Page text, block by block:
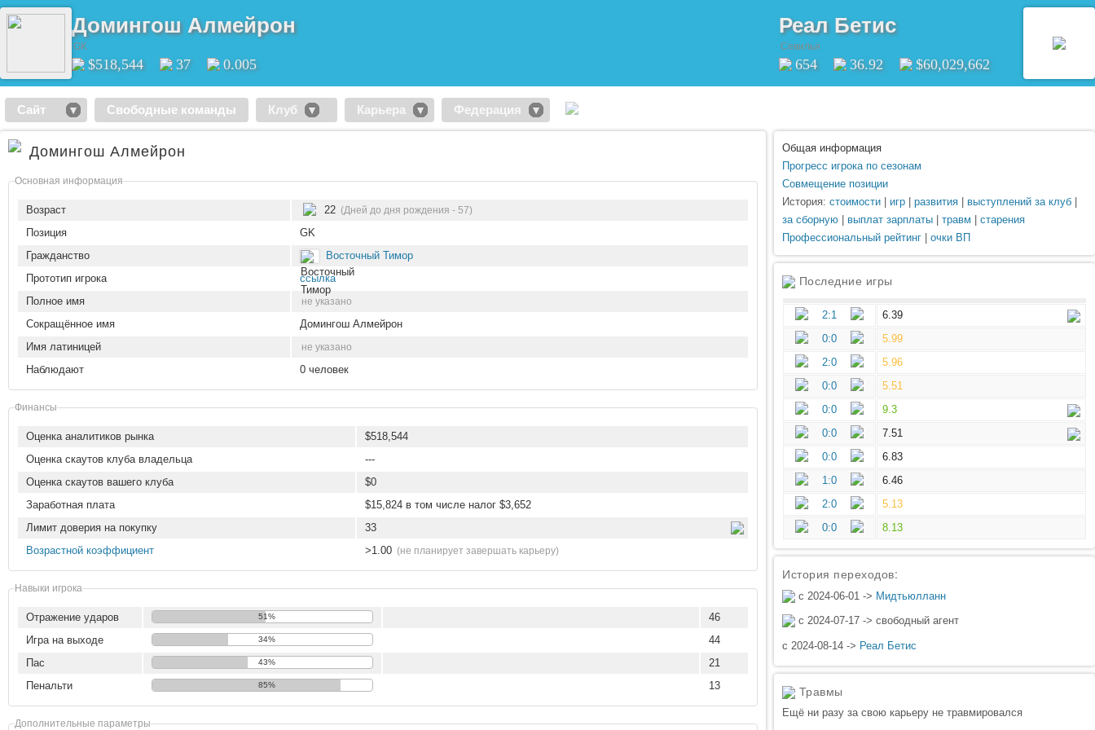
Домингош Алмейрон
GK
$518,544 37 0.005
Реал Бетис
Севилья
654 36.92 $60,029,662
Сайт Свободные команды Клуб Карьера Федерация
Домингош Алмейрон
Основная информация
Возраст 22 (Дней до дня рождения - 57)
Позиция
GK
Гражданство
Восточный Тимор
Прототип игрока
ссылка
Полное имя
не указано
Сокращённое имя
Домингош Алмейрон
Имя латиницей
не указано
Наблюдают 0 человек
Финансы
Оценка аналитиков рынка
$518,544
Оценка скаутов клуба владельца
---
Оценка скаутов вашего клуба
$0
Заработная плата
$15,824 в том числе налог $3,652
Лимит доверия на покупку
33
Возрастной коэффициент
>1.00 (не планирует завершать карьеру)
Навыки игрока
Отражение ударов 51%
46
Игра на выходе
34%
44
Пас
43%
21
Пенальти
85% 13
Дополнительные параметры
Общая информация
Прогресс игрока по сезонам
Совмещение позиции
История: стоимости игр развития выступлений за клуб
за сборную
выплат зарплаты травм
старения
Профессиональный рейтинг
очки ВП
Последние игры
2:1
6.39
0:0
5.99
2:0
5.96
0:0
5.51
0:0
9.3
0:0
7.51
0:0
6.83
1:0
6.46
2:0
5.13
0:0
8.13
История переходов:
с 2024-06-01 -> Мидтьюлланн
с 2024-07-17 -> свободный агент
с 2024-08-14 -> Реал Бетис
Травмы
Ещё ни разу за свою карьеру не травмировался